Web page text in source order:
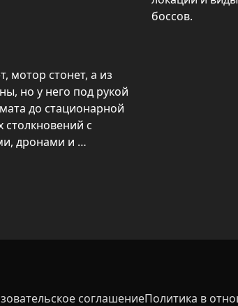
боссов.
мотор стонет, а из
но у него под рукой
до стационарной
с
дронами и
может
комбинировать
— дорога
соглашениеПолитика в